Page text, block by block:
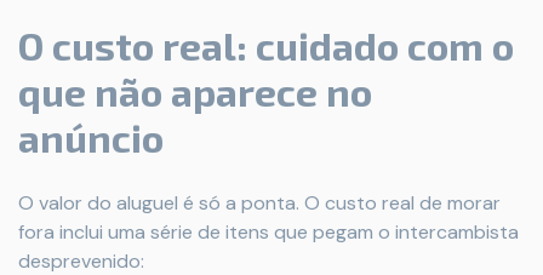
O custo real: cuidado com o
que não aparece no
anúncio
O valor do aluguel é só a ponta. O custo real de morar
fora inclui uma série de itens que pegam o intercambista
desprevenido: